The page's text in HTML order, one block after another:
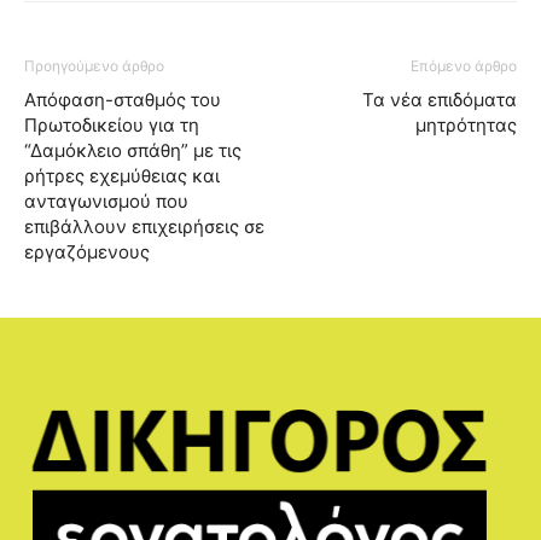
Προηγούμενο άρθρο
Απόφαση-σταθμός του
Πρωτοδικείου για τη
“Δαμόκλειο σπάθη” με τις
ρήτρες εχεμύθειας και
ανταγωνισμού που
επιβάλλουν επιχειρήσεις σε
εργαζόμενους
Επόμενο άρθρο
Τα νέα επιδόματα
μητρότητας